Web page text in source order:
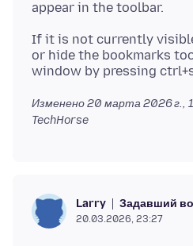
If it is not currently
or hide the bookmarks
Изменено20 марта 2026 г.,
TechHorse
Larry Задавший
20.03.2026, 23:27